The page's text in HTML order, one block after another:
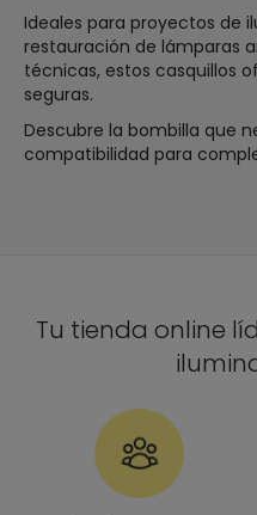
Ideales para proyectos de
restauración de lámparas
técnicas, estos casquillos
seguras.
Descubre la bombilla que
compatibilidad para
Tu tienda online